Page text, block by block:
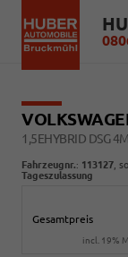
1,5EHYBRID DSG
Fahrzeugnr.: 113127
Tageszulassung
Gesamtpreis
incl. 19%